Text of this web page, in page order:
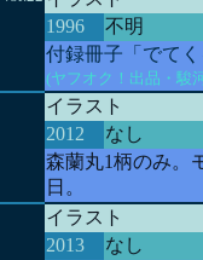
1996
不明
付録冊子「でて
(ヤフオク！出品・駿
イラスト
2012
なし
森蘭丸1柄のみ。
日。
イラスト
2013
なし